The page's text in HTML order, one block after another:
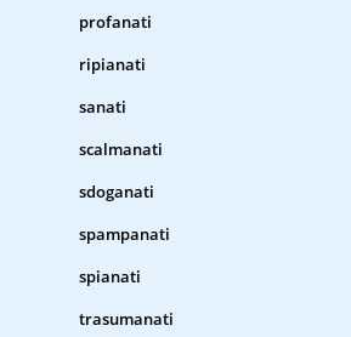
profanati
ripianati
sanati
scalmanati
sdoganati
spampanati
spianati
trasumanati